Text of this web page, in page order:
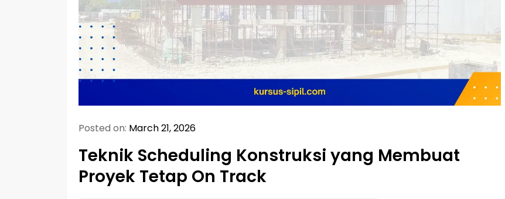
Posted on: March 21, 2026
Teknik Scheduling Konstruksi yang Membuat
Proyek Tetap On Track